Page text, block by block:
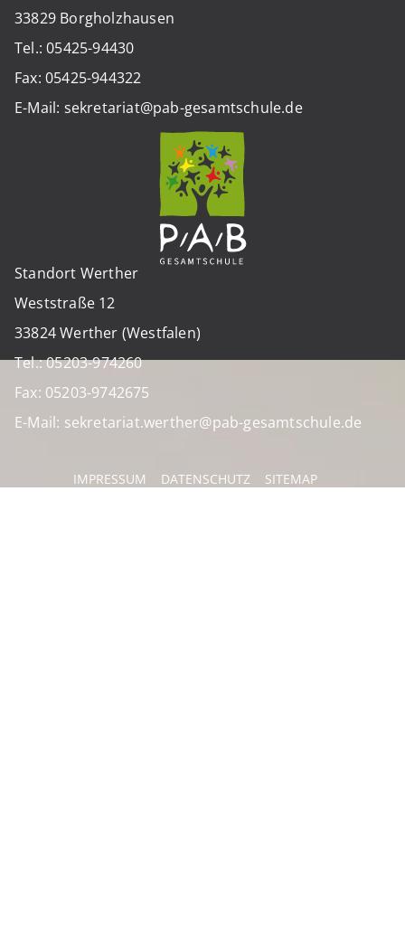
33829 Borgholzhausen
Tel.: 05425-94430
Fax: 05425-944322
E-Mail: sekretariat@pab-gesamtschule.de
Standort Werther
Weststraße 12
33824 Werther (Westfalen)
Tel.: 05203-974260
Fax: 05203-9742675
E-Mail: sekretariat.werther@pab-gesamtschule.de
IMPRESSUM DATENSCHUTZ SITEMAP